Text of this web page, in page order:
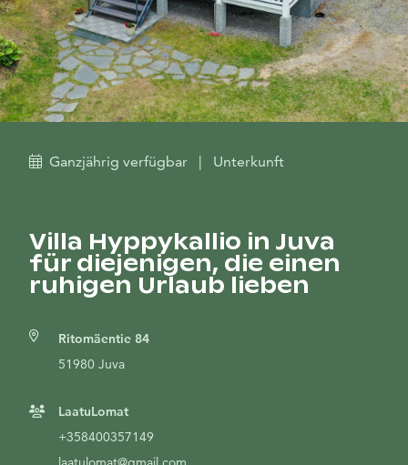
Ganzjährig verfügbar | Unterkunft
Villa Hyppykallio in Juva
für diejenigen, die einen
ruhigen Urlaub lieben
Ritomäentie 84
51980 Juva
LaatuLomat
+358400357149